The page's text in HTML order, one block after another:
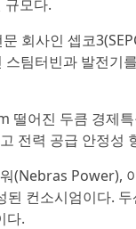
규모다.
회사인 셉코
팀터빈과 발전기
떨어진 두큼 경제
전력 공급 안정성
(Nebras Power),
컨소시엄이다. 두
다.